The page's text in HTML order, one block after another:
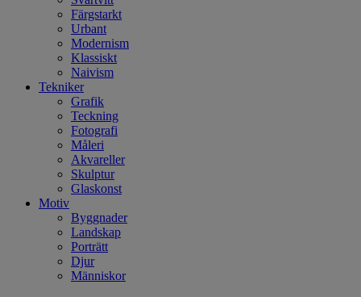
Färgstarkt
Urbant
Modernism
Klassiskt
Naivism
Tekniker
Grafik
Teckning
Fotografi
Måleri
Akvareller
Skulptur
Glaskonst
Motiv
Byggnader
Landskap
Porträtt
Djur
Människor